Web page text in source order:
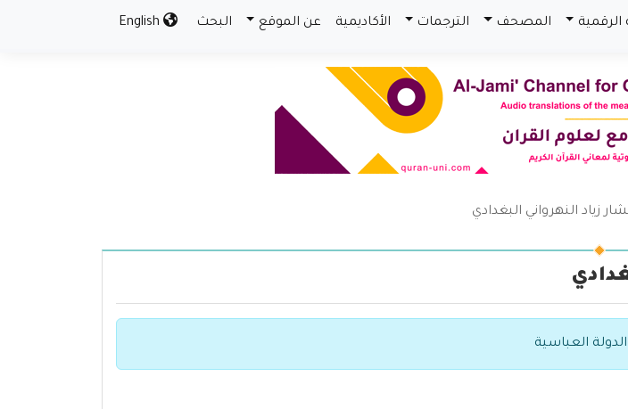
الرقمية المصحف الترجمات الأكاديمية عن الموقع البحث
زياد النهرواني البغدادي
الدولة العباسية